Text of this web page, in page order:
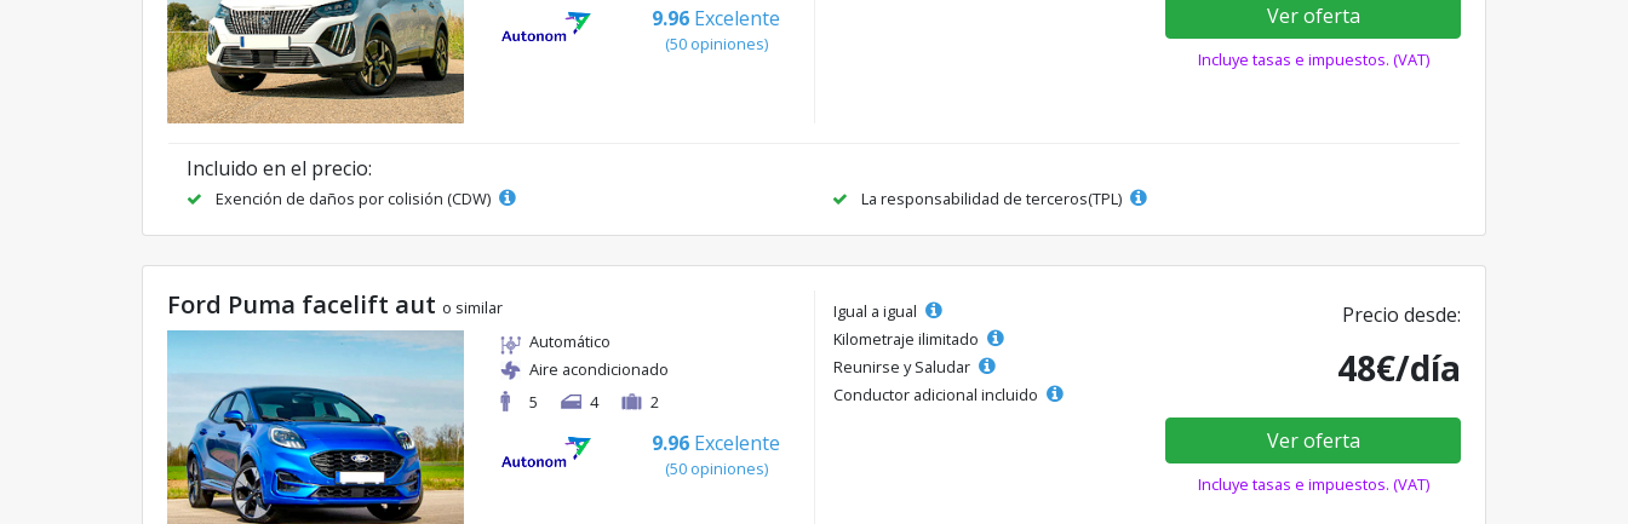
9.96 Excelente
(50 opiniones)
Ver oferta
Incluye tasas e impuestos. (VAT)
Incluido en el precio:
Exención de daños por colisión (CDW) La responsabilidad de terceros(TPL)
Ford Puma facelift aut o similar
Automático
Aire acondicionado
5
4 2
9.96 Excelente
(50 opiniones)
Igual a igual
Kilometraje ilimitado
Reunirse y Saludar
Conductor adicional incluido
Precio desde:
48€/día
Ver oferta
Incluye tasas e impuestos. (VAT)